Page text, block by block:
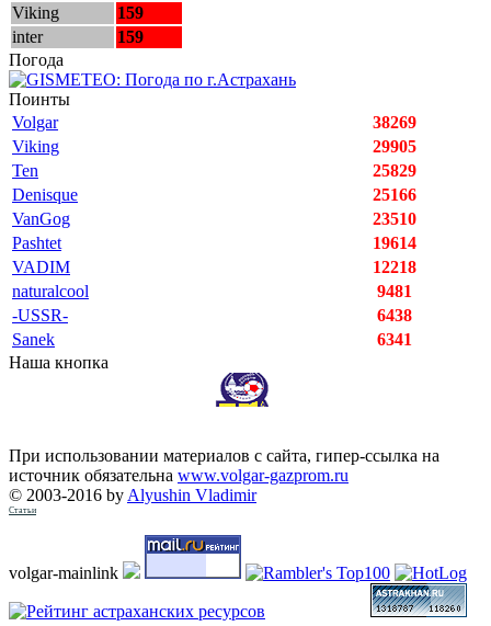
Viking
159
inter
159
Погода
Поинты
Volgar
38269
Viking
29905
Ten
25829
Denisque
25166
VanGog
23510
Pashtet
19614
VADIM
12218
naturalcool
9481
-USSR-
6438
Sanek
6341
Наша кнопка
При использовании материалов с сайта, гипер-ссылка на
источник обязательна www.volgar-gazprom.ru
© 2003-2016 by Alyushin Vladimir
Статьи
volgar-mainlink